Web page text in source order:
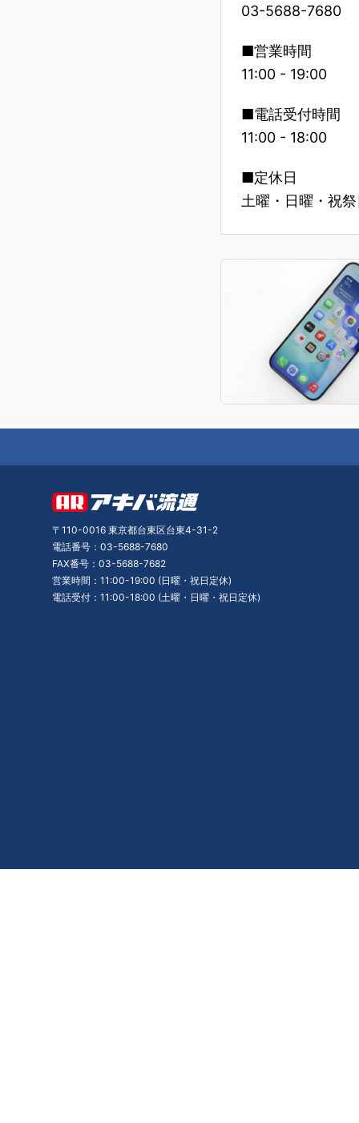
03-5688-7680
■営業時間
11:00 - 19:00
■電話受付時間
11:00 - 18:00
■定休日
土曜・日曜・祝
〒110-0016 東京都台東区台東4-31-2
電話番号：03-5688-7680
FAX番号：03-5688-7682
営業時間：11:00-19:00 (日曜・祝日定休)
電話受付：11:00-18:00 (土曜・日曜・祝日定休)